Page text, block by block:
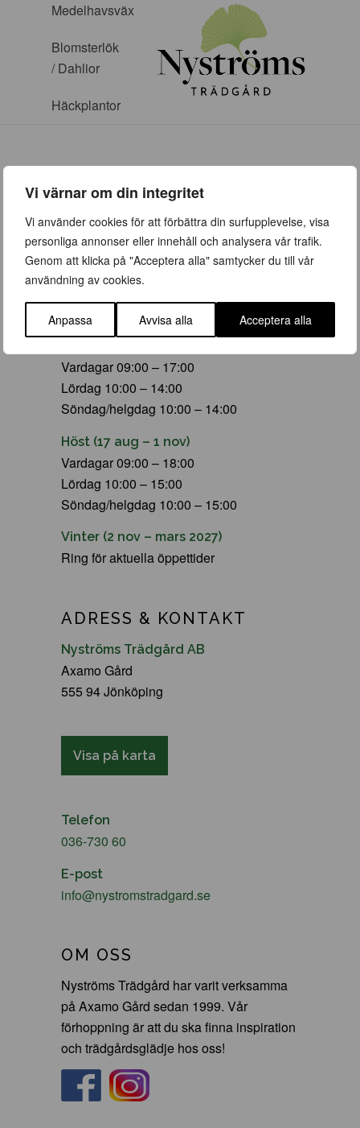
Vi värnar om din integritet
Vi använder cookies för att förbättra din surfupplevelse, visa
personliga annonser eller innehåll och analysera vår trafik.
Genom att klicka på "Acceptera alla" samtycker du till vår
användning av cookies.
Anpassa Avvisa alla Acceptera alla
Medelhavsväxter
Blomsterlök
/ Dahlior
Häckplantor
ÖPPETTIDER
Vår (23 mars – 28 juni)
Vardagar 09:00 – 19:00
Lördag 10:00 – 16:00
Söndag/helgdag 10:00 – 16:00
Vardagar 09:00 – 17:00
Lördag 10:00 – 14:00
Söndag/helgdag 10:00 – 14:00
Höst (17 aug – 1 nov)
Vardagar 09:00 – 18:00
Lördag 10:00 – 15:00
Söndag/helgdag 10:00 – 15:00
Vinter (2 nov – mars 2027)
Ring för aktuella öppettider
ADRESS & KONTAKT
Nyströms Trädgård AB
Axamo Gård
555 94 Jönköping
Visa på karta
Telefon
036-730 60
E-post
info@nystromstradgard.se
OM OSS
Nyströms Trädgård har varit verksamma
på Axamo Gård sedan 1999. Vår
förhoppning är att du ska finna inspiration
och trädgårdsglädje hos oss!